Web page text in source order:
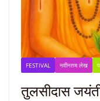
FESTIVAL नवीनतम लेख
तुलसीदास